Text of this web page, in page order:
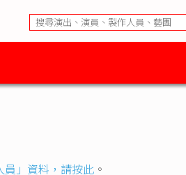
員」資料，請按此 。